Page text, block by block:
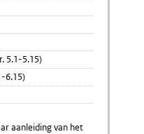
5.1-5.15)
6.15)
aanleiding van het